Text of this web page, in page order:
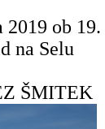
ob
na Selu
ŠMITEK